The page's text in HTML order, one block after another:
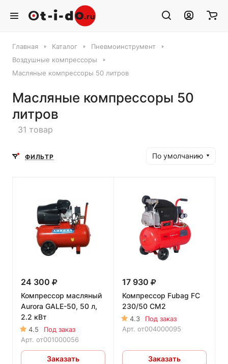
Главная Каталог
Пневмоинструмент
Воздушные компрессоры
Масляные компрессоры 50 литров
Масляные компрессоры 50
литров
31 товар
ФИЛЬТР По умолчанию
24 300
Компрессор масляный
Aurora GALE-50, 50 л,
2.2 кВт
4.5
Под заказ
Арт. от001000056
Заказать
17 930
Компрессор Fubag FС
230/50 CM2
4.3
Под заказ
Арт. от004000095
Заказать